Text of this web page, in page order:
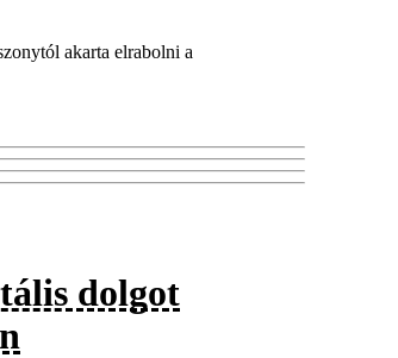
akarta elrabolni a
dolgot